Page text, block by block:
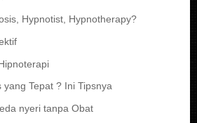
Hypnotist, Hypnotherapy?
Tepat ? Ini Tipsnya
nyeri tanpa Obat